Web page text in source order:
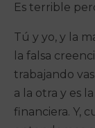
Es terrible
Tú y yo, y la
la falsa
trabajando
a la otra y es
financiera. Y,